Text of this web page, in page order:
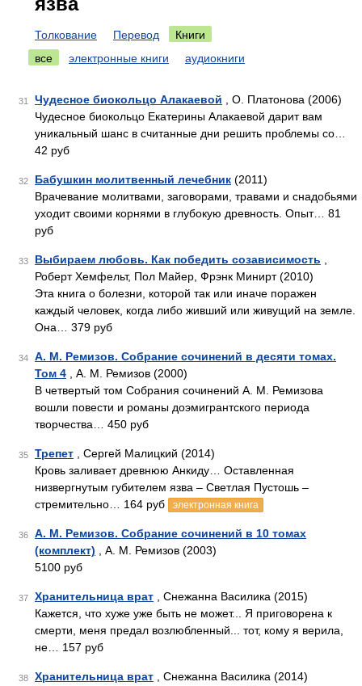
Толкование Перевод
Книги
все
электронные книги аудиокниги
31 Чудесное биокольцо Алакаевой , О. Платонова (2006)
Чудесное биокольцо Екатерины Алакаевой дарит вам
уникальный шанс в считанные дни решить проблемы со…
42 руб
32 Бабушкин молитвенный лечебник (2011)
Врачевание молитвами, заговорами, травами и снадобьями
уходит своими корнями в глубокую древность. Опыт… 81
руб
33 Выбираем любовь. Как победить созависимость
Роберт Хемфельт, Пол Майер, Фрэнк Минирт (2010)
Эта книга о болезни, которой так или иначе поражен
каждый человек, когда либо живший или живущий на земле.
Она… 379 руб
34
А. М. Ремизов. Собрание сочинений в десяти томах.
Том 4 , А. М. Ремизов (2000)
В четвертый том Собрания сочинений А. М. Ремизова
вошли повести и романы доэмигрантского периода
творчества… 450 руб
35 Трепет , Сергей Малицкий (2014)
Кровь заливает древнюю Анкиду… Оставленная
низвергнутым губителем язва – Светлая Пустошь –
стремительно… 164 руб
электронная книга
36
А. М. Ремизов. Собрание сочинений в 10 томах
(комплект) , А. М. Ремизов (2003)
5100 руб
37 Хранительница врат , Снежанна Василика (2015)
Кажется, что хуже уже быть не может... Я приговорена к
смерти, меня предал возлюбленный... тот, кому я верила,
не… 157 руб
38 Хранительница врат , Снежанна Василика (2014)